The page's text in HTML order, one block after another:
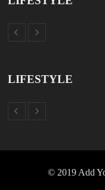
LIFESTYLE
© 2019 Add